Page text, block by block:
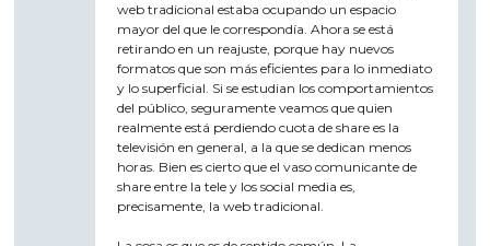
web tradicional estaba ocupando un espacio
mayor del que le correspondía. Ahora se está
retirando en un reajuste, porque hay nuevos
formatos que son más eficientes para lo inmediato
y lo superficial. Si se estudian los comportamientos
del público, seguramente veamos que quien
realmente está perdiendo cuota de share es la
televisión en general, a la que se dedican menos
horas. Bien es cierto que el vaso comunicante de
share entre la tele y los social media es,
precisamente, la web tradicional.